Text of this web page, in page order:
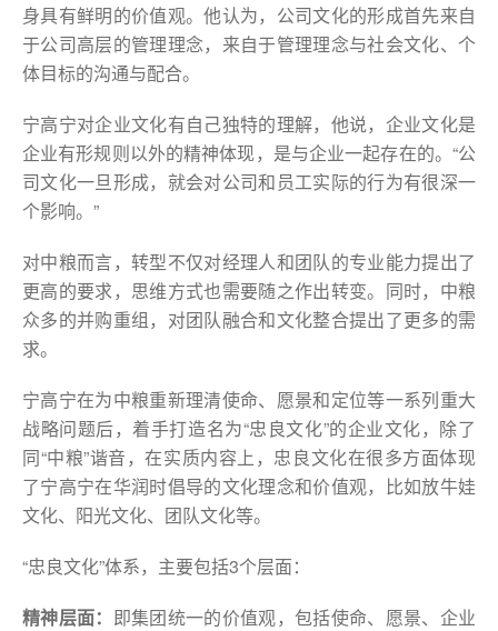
身具有鲜明的价值观。他认为，公司文化的形成首先来自
于公司高层的管理理念，来自于管理理念与社会文化、个
体目标的沟通与配合。
宁高宁对企业文化有自己独特的理解，他说，企业文化是
企业有形规则以外的精神体现，是与企业一起存在的。“公
司文化一旦形成，就会对公司和员工实际的行为有很深一
个影响。”
对中粮而言，转型不仅对经理人和团队的专业能力提出了
更高的要求，思维方式也需要随之作出转变。同时，中粮
众多的并购重组，对团队融合和文化整合提出了更多的需
求。
宁高宁在为中粮重新理清使命、愿景和定位等一系列重大
战略问题后，着手打造名为“忠良文化”的企业文化，除了
同“中粮”谐音，在实质内容上，忠良文化在很多方面体现
了宁高宁在华润时倡导的文化理念和价值观，比如放牛娃
文化、阳光文化、团队文化等。
“忠良文化”体系，主要包括3个层面：
精神层面： 即集团统一的价值观，包括使命、愿景、企业